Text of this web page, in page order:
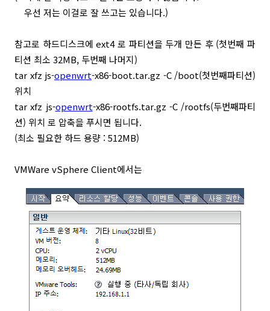
우선 저는 이걸로 잘 쓰고는 있습니다.)
참고로 하드디스크에 ext4 로 파티션을 두개 만든 후 (첫번째 파
티션 최소 32MB, 두번째 나머지)
tar xfz js-openwrt-x86-boot.tar.gz -C /boot(첫번째파티션)
위치​
tar xfz js-openwrt-x86-rootfs.tar.gz​ -C /rootfs(두번째파티
션) 위치 로 압축을 푸시면 됩니다.
​(최소 필요한 하드 용량 : 512MB)
VMWare vSphere Client에서는